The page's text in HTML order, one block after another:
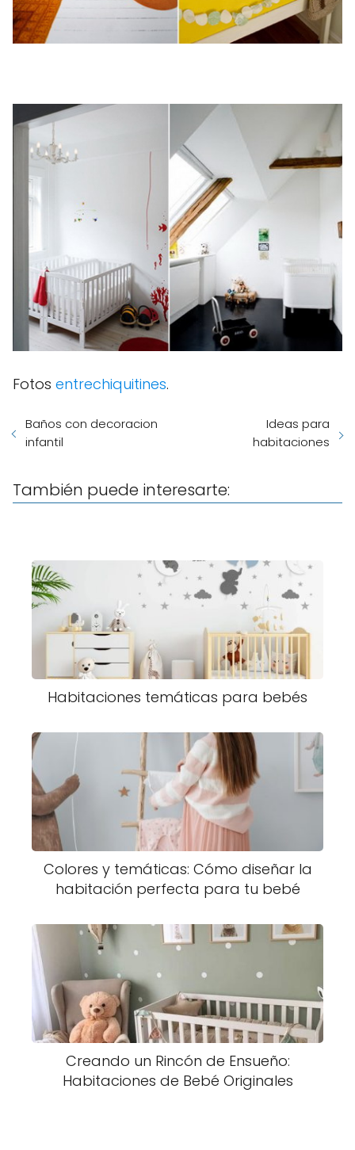
Fotos entrechiquitines.
Baños con decoracion
infantil
Ideas para
habitaciones
También puede interesarte:
Habitaciones temáticas para bebés
Colores y temáticas: Cómo diseñar la
habitación perfecta para tu bebé
Creando un Rincón de Ensueño:
Habitaciones de Bebé Originales